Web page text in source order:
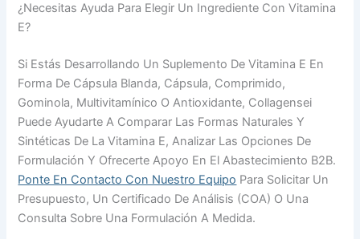
¿Necesitas Ayuda Para Elegir Un Ingrediente Con Vitamina
E?
Si Estás Desarrollando Un Suplemento De Vitamina E En
Forma De Cápsula Blanda, Cápsula, Comprimido,
Gominola, Multivitamínico O Antioxidante, Collagensei
Puede Ayudarte A Comparar Las Formas Naturales Y
Sintéticas De La Vitamina E, Analizar Las Opciones De
Formulación Y Ofrecerte Apoyo En El Abastecimiento B2B.
Ponte En Contacto Con Nuestro Equipo Para Solicitar Un
Presupuesto, Un Certificado De Análisis (COA) O Una
Consulta Sobre Una Formulación A Medida.